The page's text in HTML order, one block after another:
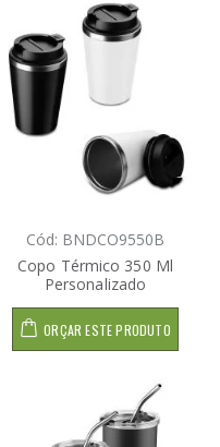
Cód: BNDCO9550B
Copo Térmico 350 Ml
Personalizado
ORÇAR ESTE PRODUTO